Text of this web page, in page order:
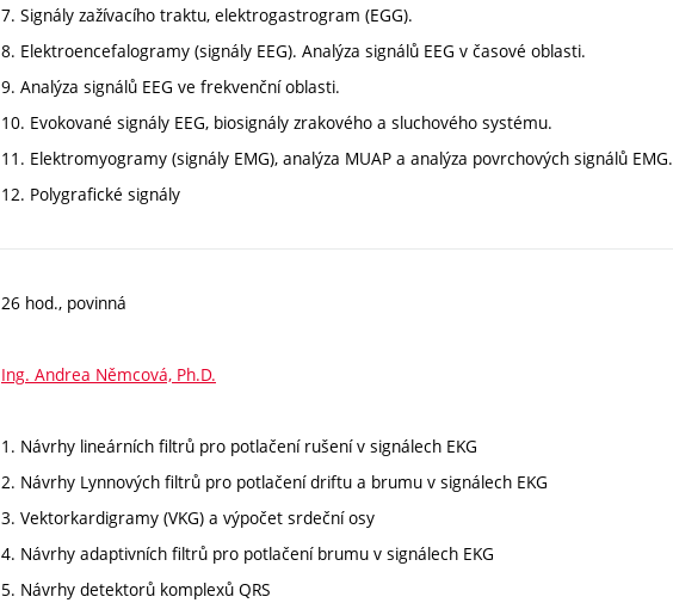
7. Signály zažívacího traktu, elektrogastrogram (EGG).
8. Elektroencefalogramy (signály EEG). Analýza signálů EEG v časové oblasti.
9. Analýza signálů EEG ve frekvenční oblasti.
10. Evokované signály EEG, biosignály zrakového a sluchového systému.
11. Elektromyogramy (signály EMG), analýza MUAP a analýza povrchových signálů EMG.
12. Polygrafické signály
26 hod., povinná
Ing. Andrea Němcová, Ph.D.
1. Návrhy lineárních filtrů pro potlačení rušení v signálech EKG
2. Návrhy Lynnových filtrů pro potlačení driftu a brumu v signálech EKG
3. Vektorkardigramy (VKG) a výpočet srdeční osy
4. Návrhy adaptivních filtrů pro potlačení brumu v signálech EKG
5. Návrhy detektorů komplexů QRS